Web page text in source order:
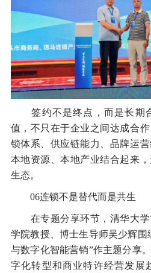
签约不是终点，而是长期
值，不只在于企业之间达成合
锁体系、供应链能力、品牌运营
本地资源、本地产业结合起来
生态。
06连锁不是替代而是共生
在专题分享环节，清华大学
学院教授、博士生导师吴少辉围
与数字化智能营销”作主题分享
字化转型和商业特许经营发展